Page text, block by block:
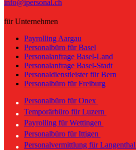
info@ipersonal.ch
für Unternehmen
Payrolling Aargau
Personalbüro für Basel
Personalanfrage Basel-Land
Personalanfrage Basel-Stadt
Personaldienstleister für Bern
Personalbüro für Freiburg
Personalbüro für Onex
Temporärbüro für Luzern
Payrolling für Wettingen
Personalbüro für Ittigen
Personalvermittlung für Langenthal